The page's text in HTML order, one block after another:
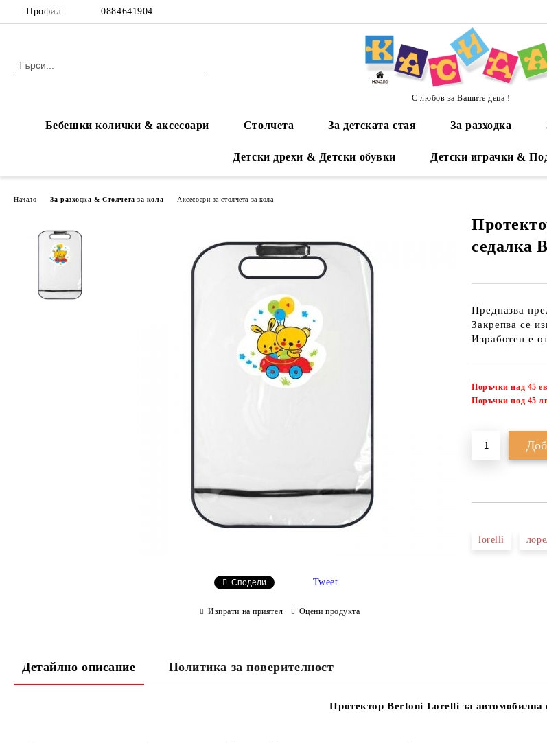
Профил 0884641904
С любов за Вашите деца !
Бебешки колички & аксесоари Столчета За детската стая За разходка
Детски дрехи & Детски обувки Детски играчки &
Начало За разходка & Столчета за кола Аксесоари за столчета за кола
седалка
Предпазва
Закрепва се
Изработен е
Поръчки над 45
Поръчки под 45
lorelli
Сподели Tweet
Изпрати на приятел Оцени продукта
Детайлно описание Политика за поверителност
Протектор Bertoni Lorelli за автомобилна